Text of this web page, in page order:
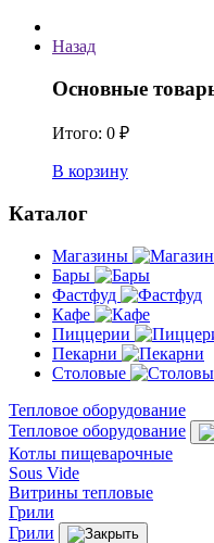
Назад
Основные
Итого: 0 ₽
В корзину
Каталог
Магазины
Бары
Фастфуд
Кафе
Пиццерии
Пекарни
Столовые
Тепловое оборудование
Тепловое оборудование
Котлы пищеварочные
Sous Vide
Витрины тепловые
Грили
Грили